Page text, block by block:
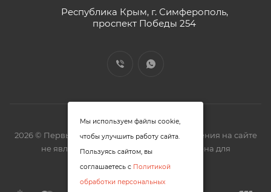
Республика Крым, г. Симферополь,
проспект Победы 254
2026 © Первый замочный - zm61.ru. Предложения на сайте
не являются офертой. Цена представлена для
Мы используем файлы cookie,
чтобы улучшить работу сайта.
Пользуясь сайтом, вы
соглашаетесь с Политикой
обработки персональных